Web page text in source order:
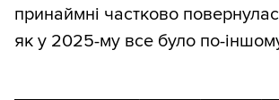
принаймні частково
як у 2025-му все було по-